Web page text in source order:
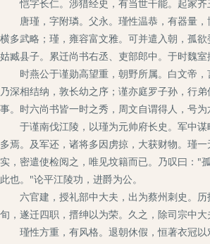
恺字长仁。涉猎经史，有当世干能。起家齐
唐瑾，字附璘。父永。瑾性温恭，有器量，
横多武略；瑾，雍容富文雅。可并遣入朝，孤
姑臧县子。累迁尚书右丞、吏部郎中。于时魏
时燕公于谨勋高望重，朝野所属。白文帝，
乃深相结纳，敦长幼之序；谨亦庭罗子孙，行
事。时六尚书皆一时之秀，周文自谓得人，号为
于谨南伐江陵，以瑾为元帅府长史。军中谋
多焉。及军还，诸将多因虏掠，大获财物。瑾
实，密遣使检阅之，唯见坟籍而已。乃叹曰："
此也。"论平江陵功，进爵为公。
六官建，授礼部中大夫，出为蔡州刺史。历
旬，遂迁四职，搢绅以为荣。久之，除司宗中
瑾性方重，有风格。退朝休假，恒著衣冠以